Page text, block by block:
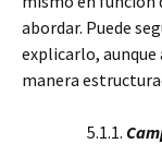
abordar. Puede
explicarlo, aunque
manera
5.1.1.